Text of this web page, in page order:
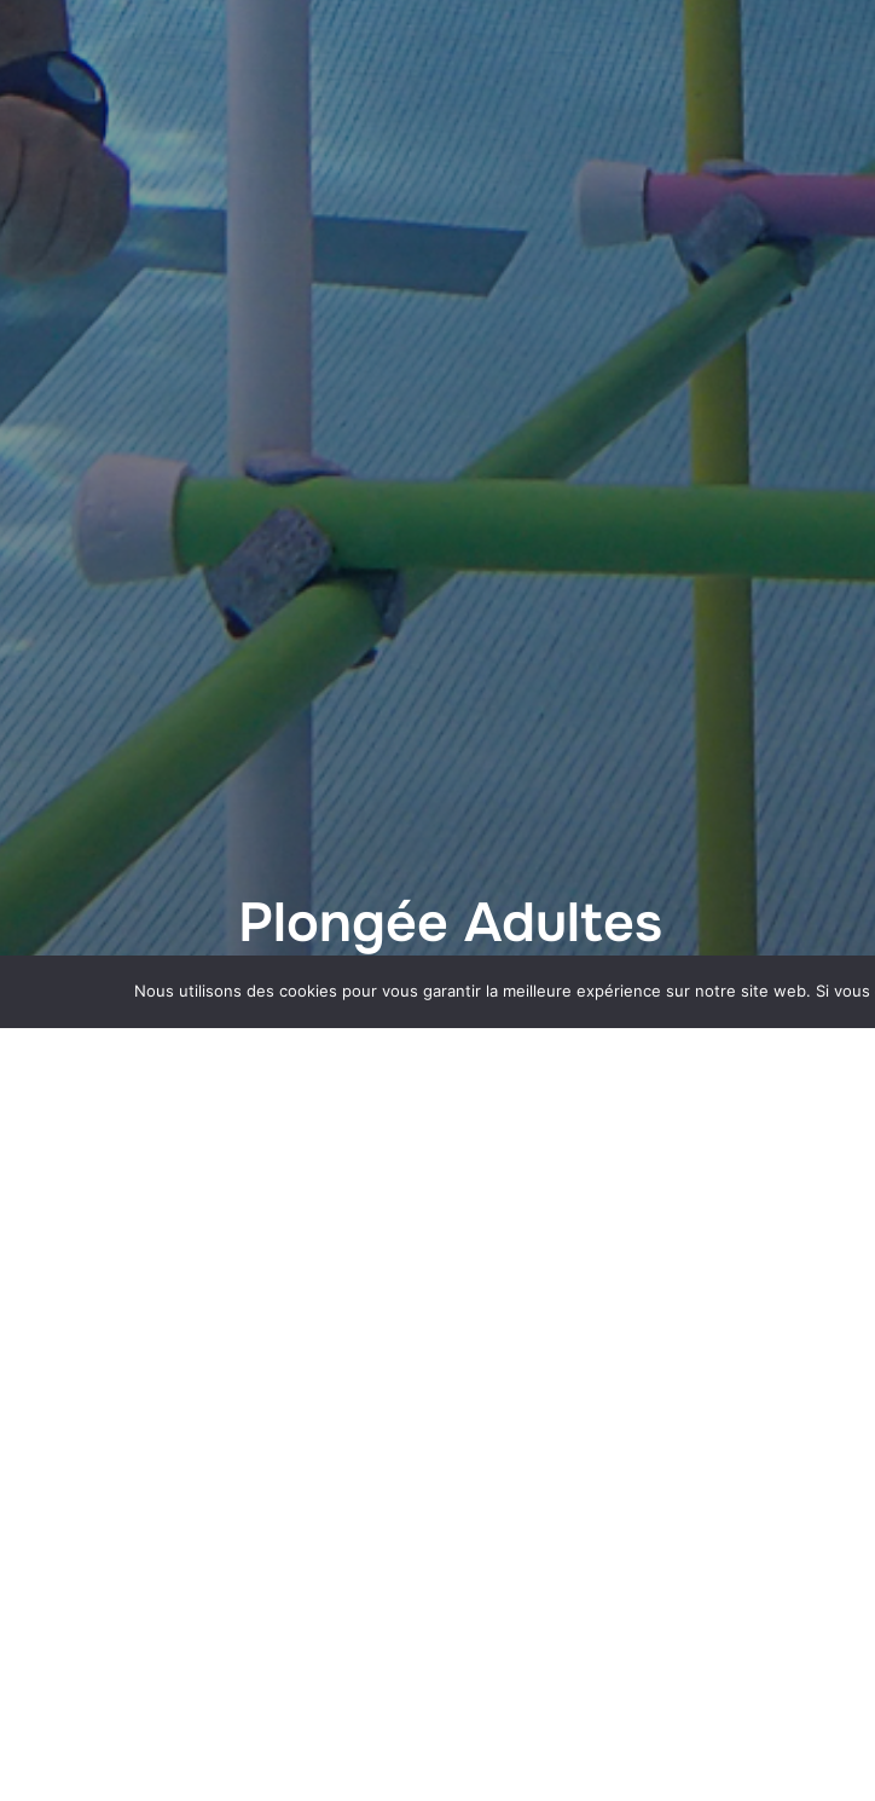
Plongée Adultes
Nous utilisons des cookies pour vous garantir la meilleure expérience sur notre site web. Si